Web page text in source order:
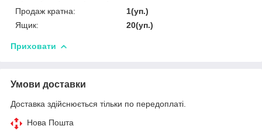
Продаж кратна:
1(уп.)
Ящик:
20(уп.)
Приховати
Умови доставки
Доставка здійснюється тільки по передоплаті.
Нова Пошта